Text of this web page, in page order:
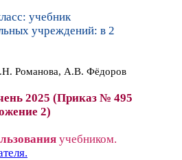
учебник
учреждений: в 2
Романова, А.В. Фёдоров
2025 (Приказ № 495
2)
учебником.